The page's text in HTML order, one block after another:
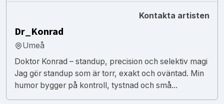
Kontakta artisten
Dr_Konrad
Umeå
Doktor Konrad – standup, precision och selektiv magi
Jag gör standup som är torr, exakt och oväntad. Min
humor bygger på kontroll, tystnad och små...